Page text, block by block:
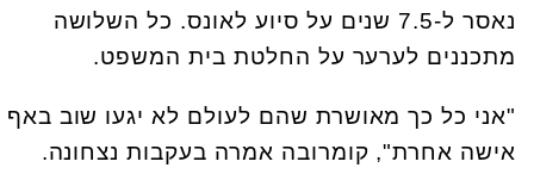
נאסר ל-7.5 שנים על סיוע לאונס. כל השלושה
מתכננים לערער על החלטת בית המשפט.
"אני כל כך מאושרת שהם לעולם לא יגעו שוב באף
אישה אחרת", קומרובה אמרה בעקבות נצחונה.